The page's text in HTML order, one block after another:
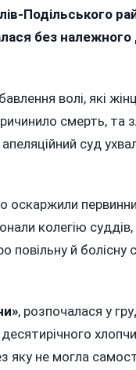
Подільського
без
волі, які
смерть, та
суд
оскаржили
колегію
повільну й болісну
, розпочалася у
яку не могла